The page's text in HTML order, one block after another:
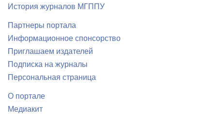
История журналов МГППУ
Партнеры портала
Информационное спонсорство
Приглашаем издателей
Подписка на журналы
Персональная страница
О портале
Медиакит